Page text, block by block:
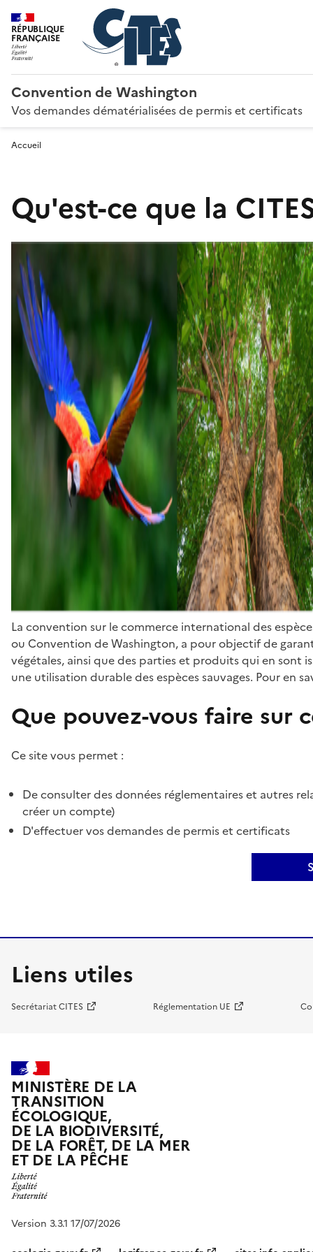
RÉPUBLIQUE
FRANÇAISE
Convention de Washington
Vos demandes dématérialisées de permis et certificats
Accueil
Qu'est-ce que la
La convention sur le commerce international des
ou Convention de Washington, a pour objectif de
végétales, ainsi que des parties et produits qui en sont
une utilisation durable des espèces sauvages. Pour en
Que pouvez-vous faire sur
Ce site vous permet :
De consulter des données réglementaires et autres
créer un compte)
D'effectuer vos demandes de permis et certificats
Liens utiles
Secrétariat CITES Réglementation UE
MINISTÈRE DE LA
TRANSITION
ÉCOLOGIQUE,
DE LA BIODIVERSITÉ,
DE LA FORÊT, DE LA MER
ET DE LA PÊCHE
Version 3.3.1 17/07/2026